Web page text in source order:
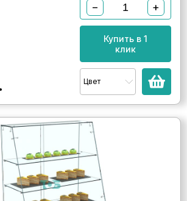
− +
Купить в 1
клик
Цвет